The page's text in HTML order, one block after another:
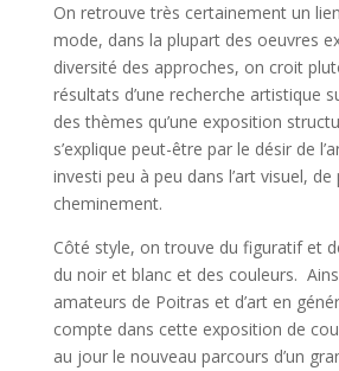
On retrouve très certainement un
mode, dans la plupart des oeuvres
diversité des approches, on croit
résultats d’une recherche artistique
des thèmes qu’une exposition
s’explique peut-être par le désir de
investi peu à peu dans l’art visuel,
cheminement.
Côté style, on trouve du figuratif et
du noir et blanc et des couleurs.
amateurs de Poitras et d’art en
compte dans cette exposition de
au jour le nouveau parcours d’un